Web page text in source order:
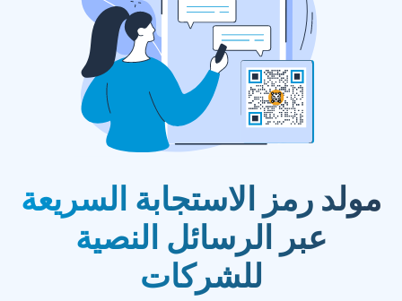
مولد رمز الاستجابة السريعة
عبر الرسائل النصية
للشركات